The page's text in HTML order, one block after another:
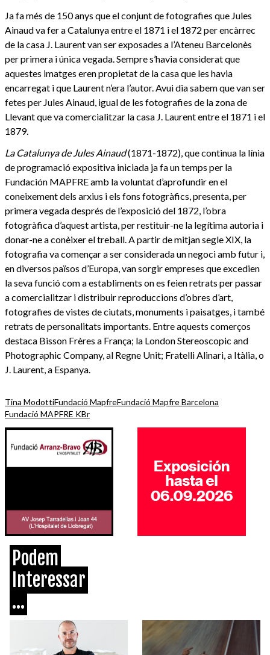
Ja fa més de 150 anys que el conjunt de fotografies que Jules
Ainaud va fer a Catalunya entre el 1871 i el 1872 per encàrrec
de la casa J. Laurent van ser exposades a l’Ateneu Barcelonès
per primera i única vegada. Sempre s’havia considerat que
aquestes imatges eren propietat de la casa que les havia
encarregat i que Laurent n’era l’autor. Avui dia sabem que van ser
fetes per Jules Ainaud, igual de les fotografies de la zona de
Llevant que va comercialitzar la casa J. Laurent entre el 1871 i el
1879.
La Catalunya de Jules Ainaud(1871-1872), que continua la línia
de programació expositiva iniciada ja fa un temps per la
Fundación MAPFRE amb la voluntat d’aprofundir en el
coneixement dels arxius i els fons fotogràfics, presenta, per
primera vegada després de l’exposició del 1872, l’obra
fotogràfica d’aquest artista, per restituir-ne la legítima autoria i
donar-ne a conèixer el treball. A partir de mitjan segle XIX, la
fotografia va començar a ser considerada un negoci amb futur i,
en diversos països d’Europa, van sorgir empreses que excedien
la seva funció com a establiments on es feien retrats per passar
a comercialitzar i distribuir reproduccions d’obres d’art,
fotografies de vistes de ciutats, monuments i paisatges, i també
retrats de personalitats importants. Entre aquests comerços
destaca Bisson Frères a França; la London Stereoscopic and
Photographic Company, al Regne Unit; Fratelli Alinari, a Itàlia, o
J. Laurent, a Espanya.
Tina ModottiFundació MapfreFundació Mapfre Barcelona
Fundació MAPFRE KBr
Podem
Interessar
...